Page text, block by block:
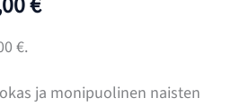
on:
€.
ja monipuolinen naisten